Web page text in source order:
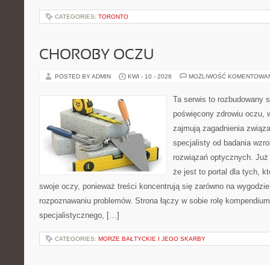
CATEGORIES: TORONTO
CHOROBY OCZU
POSTED BY ADMIN KWI - 10 - 2026 MOŻLIWOŚĆ
Ta serwis to rozbudowany
poświęcony zdrowiu oczu,
zajmują zagadnienia
specjalisty od badania
rozwiązań optycznych.
że jest to portal dla tych,
swoje oczy, ponieważ treści koncentrują się zarówno na
rozpoznawaniu problemów. Strona łączy w sobie rolę
specjalistycznego, […]
CATEGORIES: MORZE BAŁTYCKIE I JEGO SKARBY